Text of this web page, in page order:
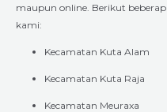
maupun online. Berikut
kami:
Kecamatan Kuta Alam
Kecamatan Kuta Raja
Kecamatan Meuraxa